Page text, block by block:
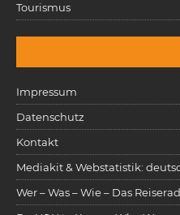
Tourismus
Impressum
Datenschutz
Kontakt
Mediakit & Webstatistik:
Wer – Was – Wie – Das